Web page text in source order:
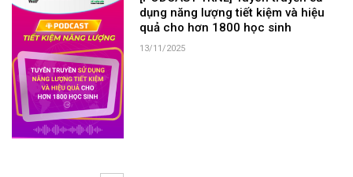
dụng năng lượng tiết kiệm và hiệu
quả cho hơn 1800 học sinh
13/11/2025